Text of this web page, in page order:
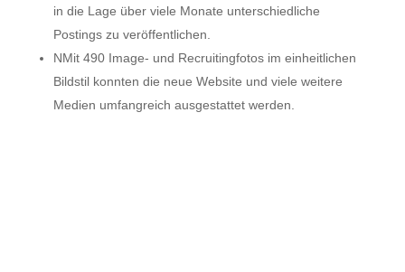
in die Lage über viele Monate unterschiedliche
Postings zu veröffentlichen.
NMit 490 Image- und Recruitingfotos im einheitlichen
Bildstil konnten die neue Website und viele weitere
Medien umfangreich ausgestattet werden.